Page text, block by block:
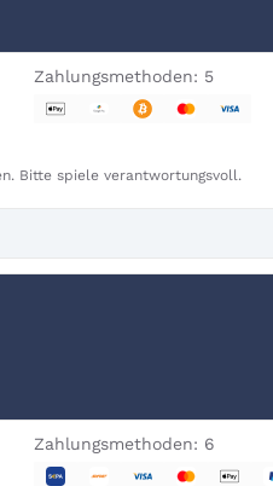
Zahlungsmethoden: 5
Bitte spiele verantwortungsvoll.
Zahlungsmethoden: 6